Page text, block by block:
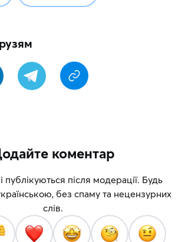
коментар
публікуються після модерації. Будь
без спаму та нецензурних
слів.